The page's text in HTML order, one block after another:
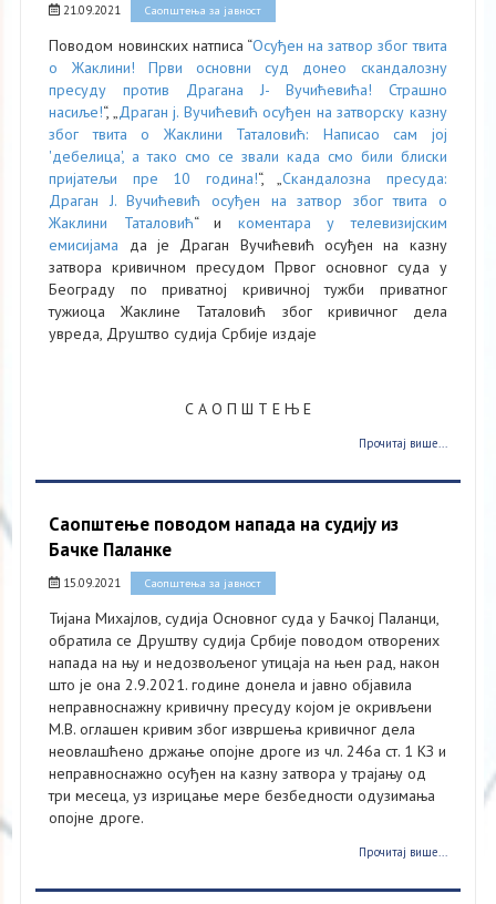
21.09.2021 Саопштења за јавност
Поводом новинских натписа “Осуђен на затвор због твита
о Жаклини! Први основни суд донео скандалозну
пресуду против Драгана Ј- Вучићевића! Страшно
насиље!“, „Драган ј. Вучићевић осуђен на затворску казну
због твита о Жаклини Таталовић: Написао сам јој
'дебелица', а тако смо се звали када смо били блиски
пријатељи пре 10 година!“, „Скандалозна пресуда:
Драган Ј. Вучићевић осуђен на затвор због твита о
Жаклини Таталовић“ и коментара у телевизијским
емисијама да је Драган Вучићевић осуђен на казну
затвора кривичном пресудом Првог основног суда у
Београду по приватној кривичној тужби приватног
тужиоца Жаклине Таталовић због кривичног дела
увреда, Друштво судија Србије издаје
С А О П Ш Т Е Њ Е
Прочитај више...
Саопштење поводом напада на судију из
Бачке Паланке
15.09.2021 Саопштења за јавност
Тијана Михајлов, судија Основног суда у Бачкој Паланци,
обратила се Друштву судија Србије поводом отворених
напада на њу и недозвољеног утицаја на њен рад, након
што је она 2.9.2021. године донела и јавно објавила
неправноснажну кривичну пресуду којом је окривљени
М.В. оглашен кривим због извршења кривичног дела
неовлашћено држање опојне дроге из чл. 246а ст. 1 КЗ и
неправноснажно осуђен на казну затвора у трајању од
три месеца, уз изрицање мере безбедности одузимања
опојне дроге.
Прочитај више...